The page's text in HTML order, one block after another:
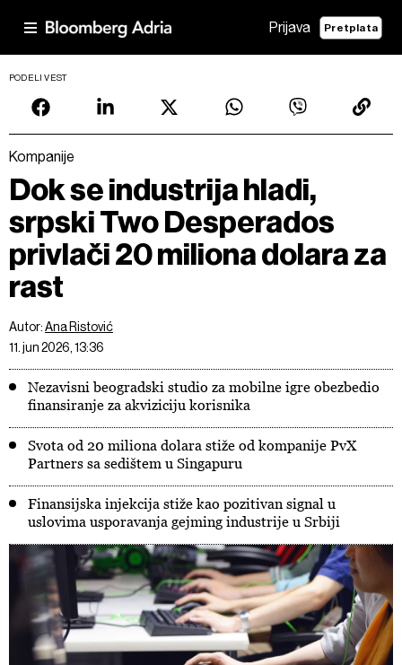
Prijava Pretplata
PODELI VEST
Kompanije
Dok se industrija hladi,
srpski Two Desperados
privlači 20 miliona dolara za
rast
Autor:Ana Ristović
11. jun 2026, 13:36
Nezavisni beogradski studio za mobilne igre obezbedio
finansiranje za akviziciju korisnika
Svota od 20 miliona dolara stiže od kompanije PvX
Partners sa sedištem u Singapuru
Finansijska injekcija stiže kao pozitivan signal u
uslovima usporavanja gejming industrije u Srbiji